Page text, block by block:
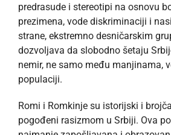
predrasude i stereotipi na osnovu
prezimena, vode diskriminaciji i
strane, ekstremno desničarskim
dozvoljava da slobodno šetaju
nemir, ne samo među manjinama,
populaciji.
Romi i Romkinje su istorijski i
pogođeni rasizmom u Srbiji. Ova